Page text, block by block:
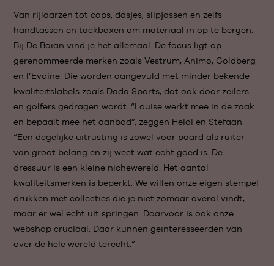
Van rijlaarzen tot caps, dasjes, slipjassen en zelfs
handtassen en tackboxen om materiaal in op te bergen.
Bij De Baian vind je het allemaal. De focus ligt op
gerenommeerde merken zoals Vestrum, Animo, Goldberg
en l’Evoine. Die worden aangevuld met minder bekende
kwaliteitslabels zoals Dada Sports, dat ook door zeilers
en golfers gedragen wordt. “Louise werkt mee in de zaak
en bepaalt mee het aanbod”, zeggen Heidi en Stefaan.
“Een degelijke uitrusting is zowel voor paard als ruiter
van groot belang en zij weet wat echt goed is. De
dressuur is een kleine nichewereld. Het aantal
kwaliteitsmerken is beperkt. We willen onze eigen stempel
drukken met collecties die je niet zomaar overal vindt,
maar er wel echt uit springen. Daarvoor is ook onze
webshop cruciaal. Daar kunnen geïnteresseerden van
over de hele wereld terecht.”